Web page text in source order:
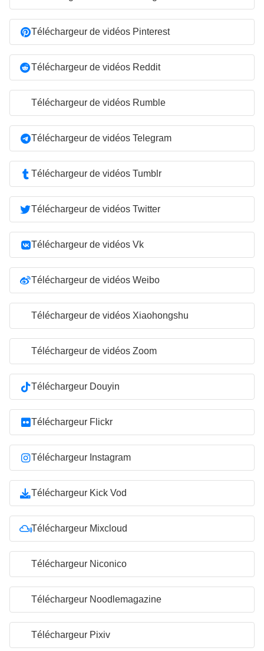
Téléchargeur de vidéos Pinterest
Téléchargeur de vidéos Reddit
Téléchargeur de vidéos Rumble
Téléchargeur de vidéos Telegram
Téléchargeur de vidéos Tumblr
Téléchargeur de vidéos Twitter
Téléchargeur de vidéos Vk
Téléchargeur de vidéos Weibo
Téléchargeur de vidéos Xiaohongshu
Téléchargeur de vidéos Zoom
Téléchargeur Douyin
Téléchargeur Flickr
Téléchargeur Instagram
Téléchargeur Kick Vod
Téléchargeur Mixcloud
Téléchargeur Niconico
Téléchargeur Noodlemagazine
Téléchargeur Pixiv